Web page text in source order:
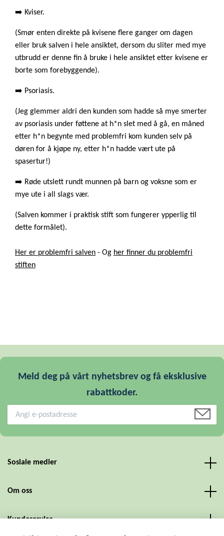
➡️ Kviser.
(Smør enten direkte på kvisene flere ganger om dagen
eller bruk salven i hele ansiktet, dersom du sliter med mye
utbrudd er denne fin å bruke i hele ansiktet etter kvisene er
borte som forebyggende).
➡️ Psoriasis.
(Jeg glemmer aldri den kunden som hadde så mye smerter
av psoriasis under føttene at h*n slet med å gå, en måned
etter h*n begynte med problemfri kom kunden selv på
døren for å kjøpe ny, etter h*n hadde vært ute på
spasertur!)
➡️ Røde utslett rundt munnen på barn og voksne som er
mye ute i all slags vær.
(Salven kommer i praktisk stift som fungerer ypperlig til
dette formålet).
Her er problemfri salven - Og her finner du problemfri
stiften
Meld deg på vårt nyhetsbrev og få eksklusive
rabattkoder.
Sosiale medier
Om oss
Kundeservice